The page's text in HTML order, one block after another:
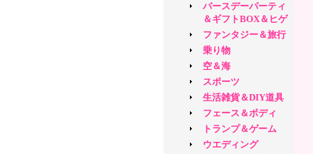
バースデーパーティ
＆ギフトBOX＆ヒゲ
ファンタジー＆旅行
乗り物
空＆海
スポーツ
生活雑貨＆DIY道具
フェース＆ボディ
トランプ＆ゲーム
ウエディング